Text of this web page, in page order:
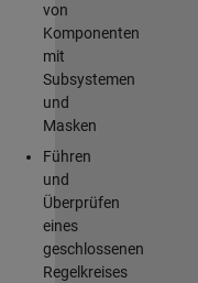
von
Komponenten
mit
Subsystemen
und
Masken
Führen
und
Überprüfen
eines
geschlossenen
Regelkreises